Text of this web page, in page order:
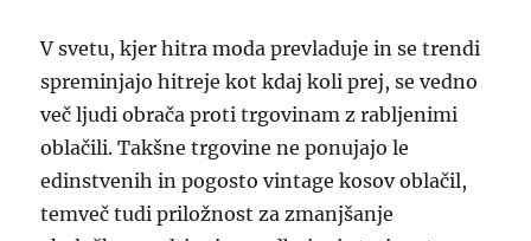
V svetu, kjer hitra moda prevladuje in se trendi
spreminjajo hitreje kot kdaj koli prej, se vedno
več ljudi obrača proti trgovinam z rabljenimi
oblačili. Takšne trgovine ne ponujajo le
edinstvenih in pogosto vintage kosov oblačil,
temveč tudi priložnost za zmanjšanje